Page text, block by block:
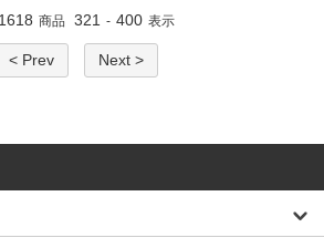
1618 商品 321 - 400 表示
< Prev Next >